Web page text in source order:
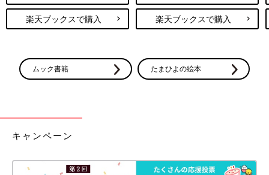
楽天ブックスで購入 楽天ブックスで購入
ムック書籍 たまひよの絵本
キャンペーン